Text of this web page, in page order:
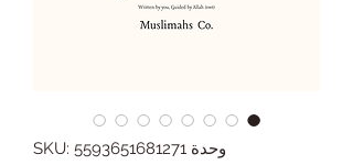
وحدة SKU: 5593651681271